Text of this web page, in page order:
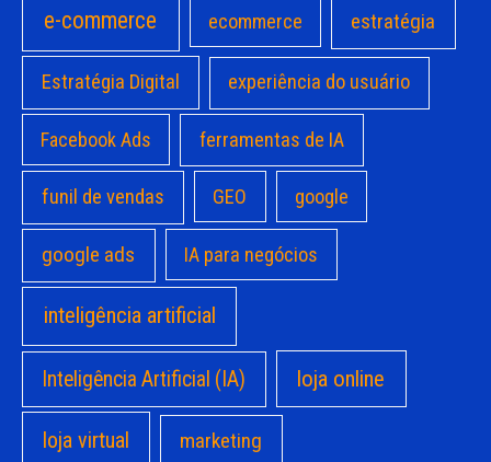
e-commerce ecommerce estratégia
Estratégia Digital experiência do usuário
Facebook Ads ferramentas de IA
funil de vendas GEO google
google ads IA para negócios
inteligência artificial
Inteligência Artificial (IA) loja online
loja virtual marketing